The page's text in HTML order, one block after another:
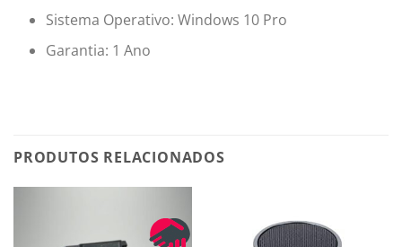
Sistema Operativo: Windows 10 Pro
Garantia: 1 Ano
PRODUTOS RELACIONADOS